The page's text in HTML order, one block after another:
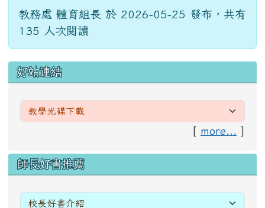
教務處 體育組長 於 2026-05-25 發布，共有
135 人次閱讀
左邊區域內容
好站連結
[ more... ]
右邊區域內容
師長好書推薦